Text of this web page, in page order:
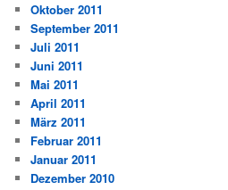
Oktober 2011
September 2011
Juli 2011
Juni 2011
Mai 2011
April 2011
März 2011
Februar 2011
Januar 2011
Dezember 2010